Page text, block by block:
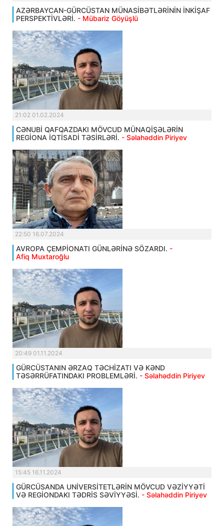
AZƏRBAYCAN-GÜRCÜSTAN MÜNASİBƏTLƏRİNİN İNKİŞAF
PERSPEKTİVLƏRİ. - Mübariz Göyüşlü
21:02 01.02.2024
CƏNUBİ QAFQAZDAKI MÖVCUD MÜNAQİŞƏLƏRİN
REGİONA İQTİSADİ TƏSİRLƏRİ. - Səlahəddin Piriyev
22:50 16.07.2024
AVROPA ÇEMPİONATI GÜNLƏRİNƏ SÖZARDI. -
Afiq Muxtaroğlu
20:49 01.11.2024
GÜRCÜSTANIN ƏRZAQ TƏCHİZATI VƏ KƏND
TƏSƏRRÜFATINDAKI PROBLEMLƏRİ. - Səlahəddin Piriyev
15:45 16.11.2024
GÜRCÜSANDA UNİVERSİTETLƏRİN MÖVCUD VƏZİYYƏTİ
VƏ REGİONDAKI TƏDRİS SƏVİYYƏSİ. - Səlahəddin Piriyev